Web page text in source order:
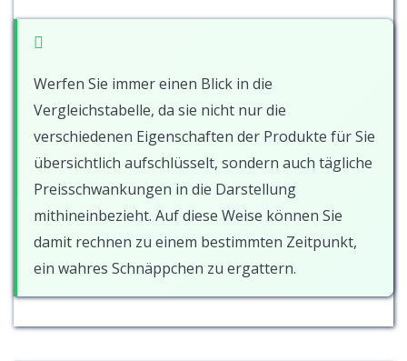
Werfen Sie immer einen Blick in die
Vergleichstabelle, da sie nicht nur die
verschiedenen Eigenschaften der Produkte für Sie
übersichtlich aufschlüsselt, sondern auch tägliche
Preisschwankungen in die Darstellung
mithineinbezieht. Auf diese Weise können Sie
damit rechnen zu einem bestimmten Zeitpunkt,
ein wahres Schnäppchen zu ergattern.